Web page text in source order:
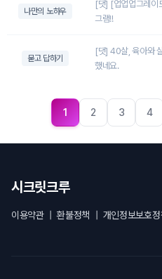
나만의 노하우
[댓] [업업업그레이
그램!!
묻고 답하기
[댓] 40살, 육아와
했네요.
1 2 3 4
시크릿크루
이용약관|환불정책 개인정보보호정